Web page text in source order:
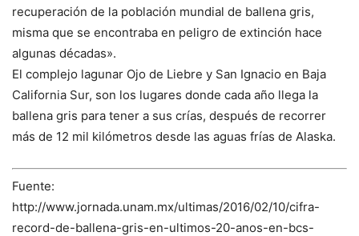
recuperación de la población mundial de ballena gris,
misma que se encontraba en peligro de extinción hace
algunas décadas».
El complejo lagunar Ojo de Liebre y San Ignacio en Baja
California Sur, son los lugares donde cada año llega la
ballena gris para tener a sus crías, después de recorrer
más de 12 mil kilómetros desde las aguas frías de Alaska.
Fuente:
http://www.jornada.unam.mx/ultimas/2016/02/10/cifra-
record-de-ballena-gris-en-ultimos-20-anos-en-bcs-